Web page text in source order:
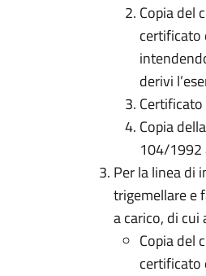
Copia del
certificato
derivi
Copia
104/1992
Per la linea di
trigemellare e
a carico, di
Copia del
certificato